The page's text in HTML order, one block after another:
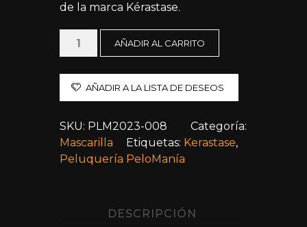
de la marca Kérastase.
Kérastase
Nutritive
Magistral
-
150ml
cantidad
AÑADIR AL CARRITO
AÑADIR A LA LISTA DE DESEOS
SKU: PLM2023-008
Categoría:
Mascarilla
Etiquetas: Kerastase,
Peluquería PeloManía
DESCRIPCIÓN